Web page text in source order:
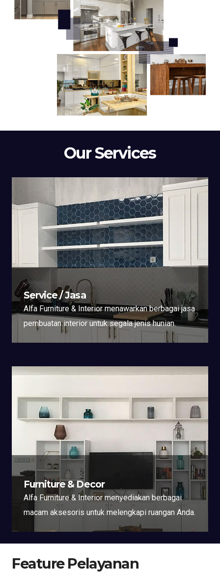
Our Services
Service / Jasa
Alfa Furniture & Interior menawarkan berbagai jasa
pembuatan interior untuk segala jenis hunian.
Furniture & Decor
Alfa Furniture & Interior menyediakan berbagai
macam aksesoris untuk melengkapi ruangan Anda.
Feature Pelayanan